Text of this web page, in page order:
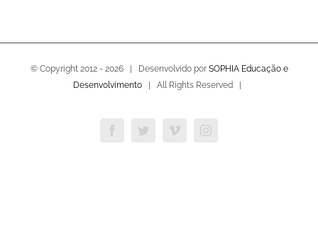
© Copyright 2012 - 2026 | Desenvolvido por SOPHIA Educação e
Desenvolvimento| All Rights Reserved |
FacebookTwitterVimeoInstagram